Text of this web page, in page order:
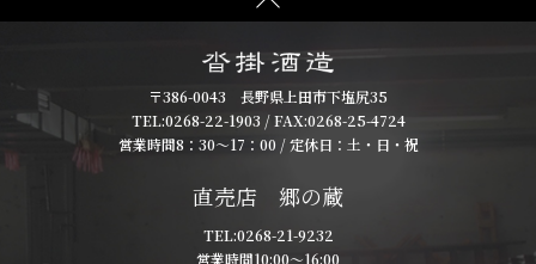
〒386-0043 長野県上田市下塩尻35
TEL:0268-22-1903 / FAX:0268-25-4724
営業時間8：30～17：00 / 定休日：土・日・祝
直売店 郷の蔵
TEL:0268-21-9232
営業時間10:00～16:00